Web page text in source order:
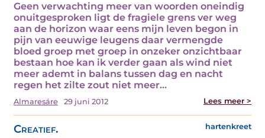
Geen verwachting meer van woorden oneindig
onuitgesproken ligt de fragiele grens ver weg
aan de horizon waar eens mijn leven begon in
pijn van eeuwige leugens daar vermengde
bloed groep met groep in onzeker onzichtbaar
bestaan hoe kan ik verder gaan als wind niet
meer ademt in balans tussen dag en nacht
regen het zilte zout niet meer…
Almaresáre 29 juni 2012 Lees meer >
Creatief. hartenkreet